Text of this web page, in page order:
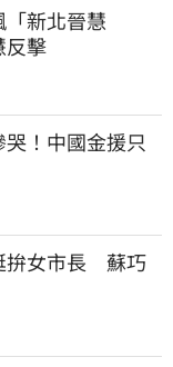
新北晉慧
反擊
！中國金援只
女市長　蘇巧